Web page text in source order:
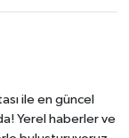
ile en güncel
Yerel haberler ve